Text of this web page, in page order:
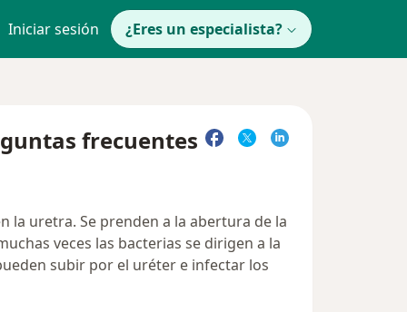
Iniciar sesión ¿Eres un especialista?
frecuentes
la uretra. Se prenden a la abertura de la
veces las bacterias se dirigen a la
subir por el uréter e infectar los